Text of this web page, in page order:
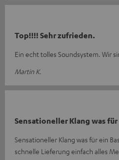
Top!!!! Sehr zufrieden.
Ein echt tolles Soundsystem. Wir
Martin K.
Sensationeller Klang was für
Sensationeller Klang was für ein
schnelle Lieferung einfach alles